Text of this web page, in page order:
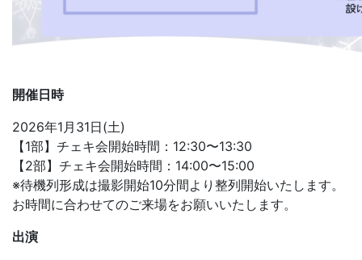
開催日時
2026年1月31日(土)
【1部】チェキ会開始時間：12:30〜13:30
【2部】チェキ会開始時間：14:00〜15:00
※待機列形成は撮影開始10分間より整列開始いたします。
お時間に合わせてのご来場をお願いいたします。
出演